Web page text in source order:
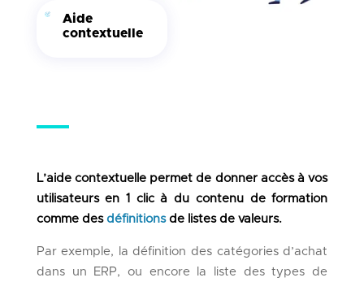
Aide
contextuelle
L’aide contextuelle permet de donner accès à vos
utilisateurs en 1 clic à du contenu de formation
comme des définitionsde listes de valeurs.
Par exemple, la définition des catégories d’achat
dans un ERP, ou encore la liste des types de